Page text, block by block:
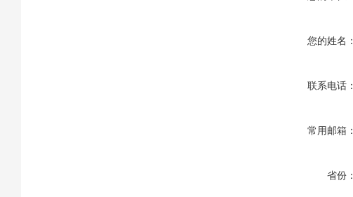
您的姓名：
联系电话：
常用邮箱：
省份：